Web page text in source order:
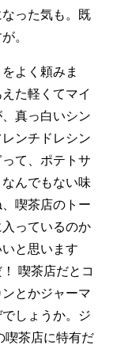
った気も。既
。
よく頼みま
た軽くてマイ
真っ白いシン
ンチドレシン
て、ポテトサ
んでもない味
喫茶店のトー
っているのか
と思います
喫茶店だとコ
とかジャーマ
しょうか。ジ
喫茶店に特有だ